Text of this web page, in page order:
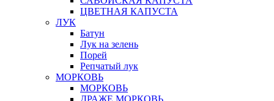
ЦВЕТНАЯ КАПУСТА
ЛУК
Батун
Лук на зелень
Порей
Репчатый лук
МОРКОВЬ
МОРКОВЬ
ДРАЖЕ МОРКОВЬ